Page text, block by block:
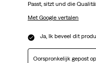
Passt, sitzt und die
Met Google vertalen
Ja, Ik beveel dit
Oorspronkelijk gepost op